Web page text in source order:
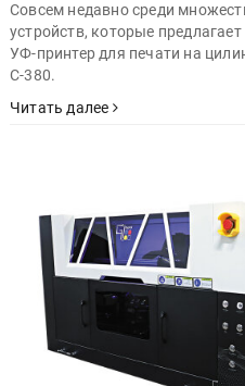
Совсем недавно среди
устройств, которые
УФ-принтер для печати на
C-380.
Читать далее